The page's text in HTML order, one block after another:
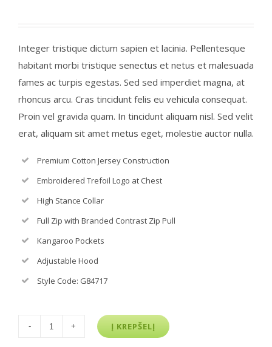
Integer tristique dictum sapien et lacinia. Pellentesque
habitant morbi tristique senectus et netus et malesuada
fames ac turpis egestas. Sed sed imperdiet magna, at
rhoncus arcu. Cras tincidunt felis eu vehicula consequat.
Proin vel gravida quam. In tincidunt aliquam nisl. Sed velit
erat, aliquam sit amet metus eget, molestie auctor nulla.
Premium Cotton Jersey Construction
Embroidered Trefoil Logo at Chest
High Stance Collar
Full Zip with Branded Contrast Zip Pull
Kangaroo Pockets
Adjustable Hood
Style Code: G84717
produkto
Į KREPŠELĮ